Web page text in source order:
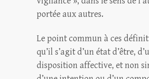
portée aux autres.
Le point commun à ces
qu’il s’agit d’un état d’être,
disposition affective, et non